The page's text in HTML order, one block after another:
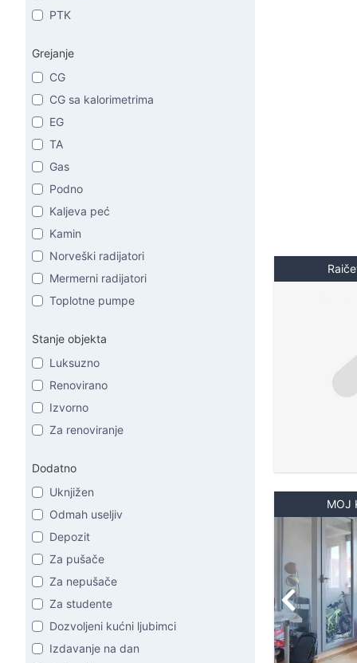
PTK
Grejanje
CG
CG sa kalorimetrima
EG
TA
Gas
Podno
Kaljeva peć
Kamin
Norveški radijatori
Mermerni radijatori
Toplotne pumpe
Stanje objekta
Luksuzno
Renovirano
Izvorno
Za renoviranje
Dodatno
Uknjižen
Odmah useljiv
Depozit
Za pušače
Za nepušače
Za studente
Dozvoljeni kućni ljubimci
Izdavanje na dan
MOJ